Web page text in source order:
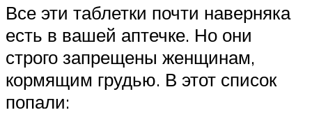
Все эти таблетки почти наверняка
есть в вашей аптечке. Но они
строго запрещены женщинам,
кормящим грудью. В этот список
попали: